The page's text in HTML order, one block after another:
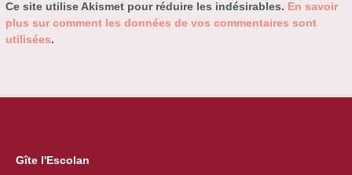
Ce site utilise Akismet pour réduire les indésirables. En savoir
plus sur comment les données de vos commentaires sont
utilisées.
Gîte l'Escolan